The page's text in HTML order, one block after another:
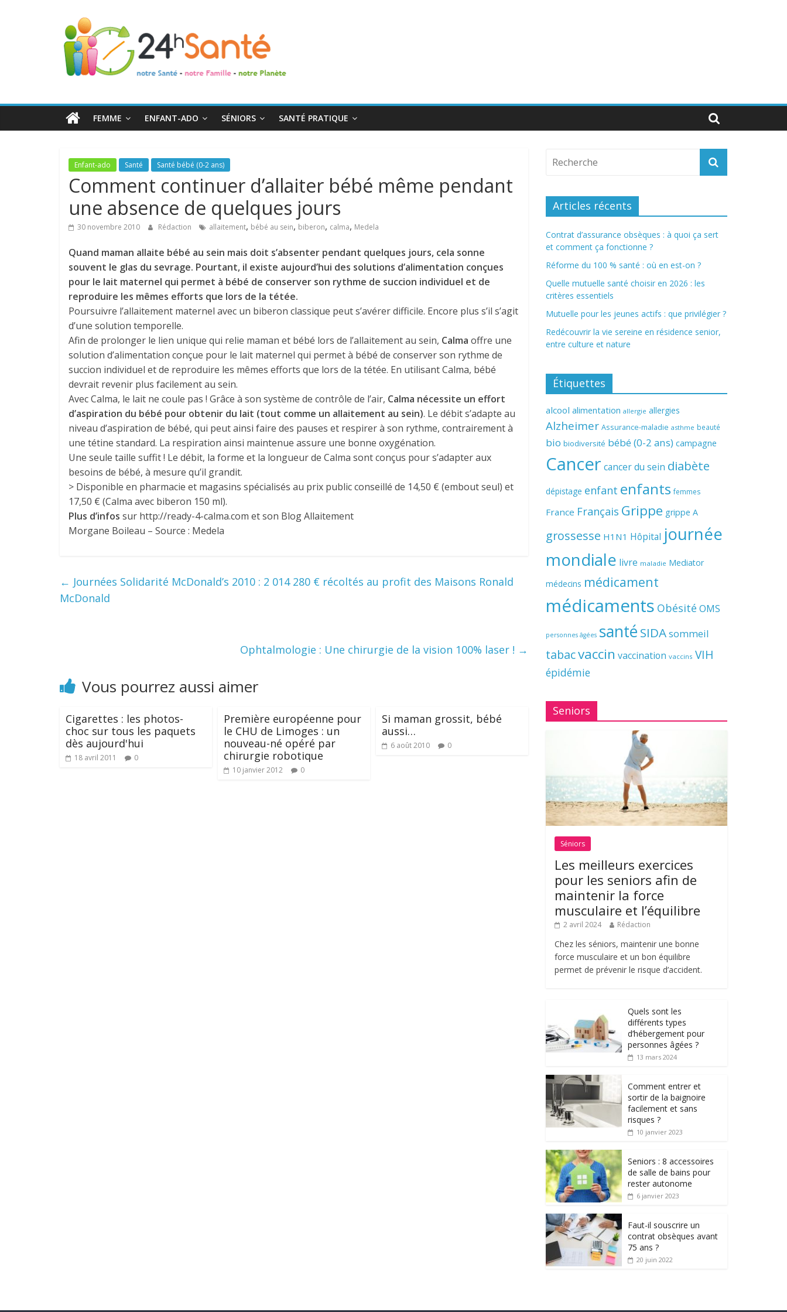
24h
Santé
toute
FEMME ENFANT-ADO SÉNIORS SANTÉ PRATIQUE
Enfant-ado Santé Santé bébé (0-2 ans)
Comment continuer d’allaiter bébé même pendant
une absence de quelques jours
30 novembre 2010 Rédaction allaitement, bébé au sein, biberon, calma, Medela
Quand maman allaite bébé au sein mais doit s’absenter pendant quelques jours, cela sonne
souvent le glas du sevrage. Pourtant, il existe aujourd’hui des solutions d’alimentation conçues
pour le lait maternel qui permet à bébé de conserver son rythme de succion individuel et de
reproduire les mêmes efforts que lors de la tétée.
Poursuivre l’allaitement maternel avec un biberon classique peut s’avérer difficile. Encore plus s’il s’agit
d’une solution temporelle.
Afin de prolonger le lien unique qui relie maman et bébé lors de l’allaitement au sein, Calma offre une
solution d’alimentation conçue pour le lait maternel qui permet à bébé de conserver son rythme de
succion individuel et de reproduire les mêmes efforts que lors de la tétée. En utilisant Calma, bébé
devrait revenir plus facilement au sein.
Avec Calma, le lait ne coule pas ! Grâce à son système de contrôle de l’air, Calma nécessite un effort
d’aspiration du bébé pour obtenir du lait (tout comme un allaitement au sein). Le débit s’adapte au
niveau d’aspiration de bébé, qui peut ainsi faire des pauses et respirer à son rythme, contrairement à
une tétine standard. La respiration ainsi maintenue assure une bonne oxygénation.
Une seule taille suffit ! Le débit, la forme et la longueur de Calma sont conçus pour s’adapter aux
besoins de bébé, à mesure qu’il grandit.
> Disponible en pharmacie et magasins spécialisés au prix public conseillé de 14,50 € (embout seul) et
17,50 € (Calma avec biberon 150 ml).
Plus d’infos sur http://ready-4-calma.com et son Blog Allaitement
Morgane Boileau – Source : Medela
← Journées Solidarité McDonald’s 2010 : 2 014 280 € récoltés au profit des Maisons Ronald
McDonald
Ophtalmologie : Une chirurgie de la vision 100% laser ! →
Vous pourrez aussi aimer
Cigarettes : les photos-
choc sur tous les paquets
dès aujourd'hui
18 avril 2011 0
Première européenne pour
le CHU de Limoges : un
nouveau-né opéré par
chirurgie robotique
10 janvier 2012 0
Si maman grossit, bébé
aussi…
6 août 2010 0
Articles récents
Contrat d’assurance obsèques : à quoi ça sert
et comment ça fonctionne ?
Réforme du 100 % santé : où en est-on ?
Quelle mutuelle santé choisir en 2026 : les
critères essentiels
Mutuelle pour les jeunes actifs : que privilégier ?
Redécouvrir la vie sereine en résidence senior,
entre culture et nature
Étiquettes
alcool alimentation allergie allergies
Alzheimer Assurance-maladie asthme beauté
bio biodiversité bébé (0-2 ans) campagne
Cancer cancer du sein diabète
dépistage enfant enfants femmes
France Français Grippe grippe A
grossesse H1N1 Hôpital journée
mondiale livre maladie Mediator
médecins médicament
médicaments Obésité OMS
personnes âgées santé SIDAsommeil
tabacvaccin vaccination vaccins VIH
épidémie
Seniors
Séniors
Les meilleurs exercices
pour les seniors afin de
maintenir la force
musculaire et l’équilibre
2 avril 2024 Rédaction
Chez les séniors, maintenir une bonne
force musculaire et un bon équilibre
permet de prévenir le risque d’accident.
Quels sont les
différents types
d’hébergement pour
personnes âgées ?
13 mars 2024
Comment entrer et
sortir de la baignoire
facilement et sans
risques ?
10 janvier 2023
Seniors : 8 accessoires
de salle de bains pour
rester autonome
6 janvier 2023
Faut-il souscrire un
contrat obsèques avant
75 ans ?
20 juin 2022